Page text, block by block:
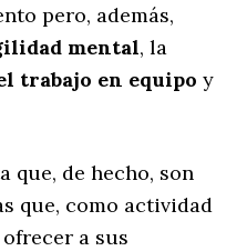
pero, además,
mental, la
trabajo en equipo y
que, de hecho, son
que, como actividad
a sus